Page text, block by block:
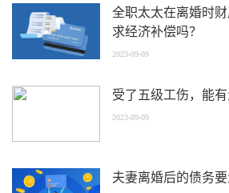
全职太太在离婚时
求经济补偿吗？
2023-09-09
受了五级工伤，能有
2023-09-09
夫妻离婚后的债务